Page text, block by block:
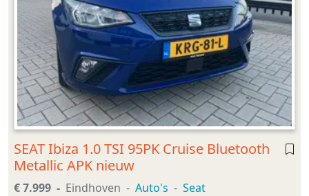
SEAT Ibiza 1.0 TSI 95PK Cruise Bluetooth
Metallic APK nieuw
€ 7.999 Eindhoven Auto's Seat